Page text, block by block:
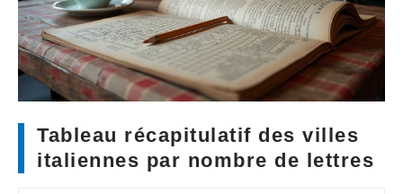
Tableau récapitulatif des villes
italiennes par nombre de lettres